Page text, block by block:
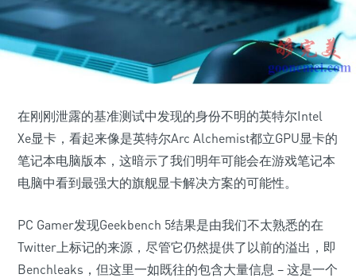
在刚刚泄露的基准测试中发现的身份不明的英特尔Intel
Xe显卡，看起来像是英特尔Arc Alchemist都立GPU显卡的
笔记本电脑版本，这暗示了我们明年可能会在游戏笔记本
电脑中看到最强大的旗舰显卡解决方案的可能性。
PC Gamer发现Geekbench 5结果是由我们不太熟悉的在
Twitter上标记的来源，尽管它仍然提供了以前的溢出，即
Benchleaks，但这里一如既往的包含大量信息 – 这是一个